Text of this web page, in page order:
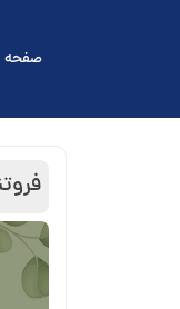
صفحه